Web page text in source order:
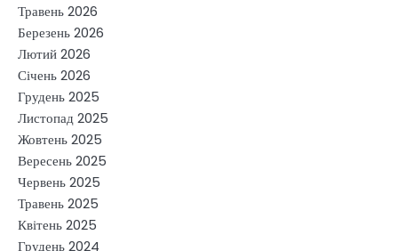
Травень 2026
Березень 2026
Лютий 2026
Січень 2026
Грудень 2025
Листопад 2025
Жовтень 2025
Вересень 2025
Червень 2025
Травень 2025
Квітень 2025
Грудень 2024